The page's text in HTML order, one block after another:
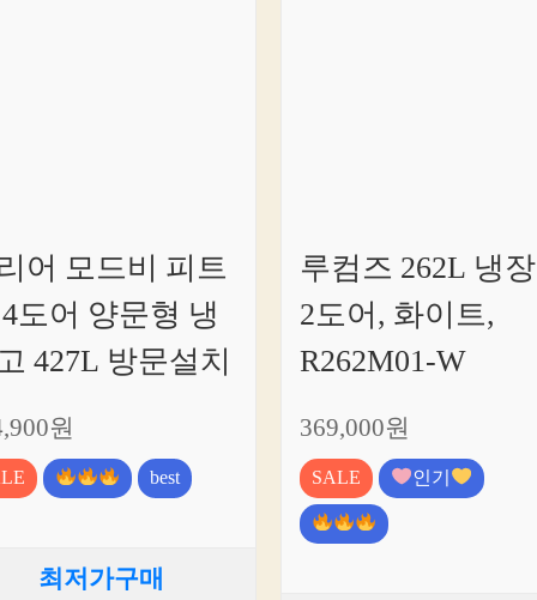
어 모드비 피트
도어 양문형 냉
427L 방문설치
원
best
최저가구매
루컴즈 262L 냉
2도어, 화이트,
R262M01-W
369,000원
SALE 인기